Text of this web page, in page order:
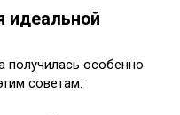
идеальной
особенно
советам: